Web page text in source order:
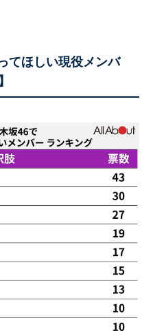
てほしい現役メンバ